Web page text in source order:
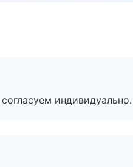
индивидуально.